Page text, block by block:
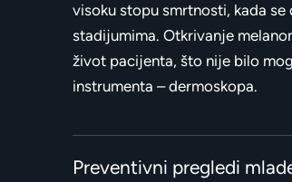
visoku stopu smrtnosti, kada
stadijumima. Otkrivanje
život pacijenta, što nije bilo
instrumenta – dermoskopa.
Preventivni pregledi